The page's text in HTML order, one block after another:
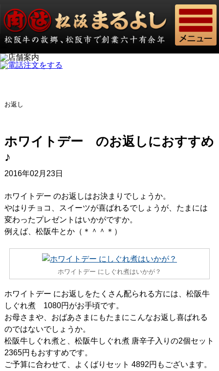
お返し
ホワイトデー のお返しにおすすめ
♪
2016年02月23日
ホワイトデー のお返しはお決まりでしょうか。
やはりチョコ、スイーツが喜ばれるでしょうが、たまには
変わったプレゼントはいかがですか。
例えば、松阪牛とか（＊＾＾＊）
ホワイトデー にしぐれ煮はいかが？
ホワイトデー にお返しをたくさん配られる方には、松阪牛
しぐれ煮 1080円がお手頃です。
お母さまや、おばあさまにもたまにこんなお返し喜ばれる
のではないでしょうか。
松阪牛しぐれ煮と、松阪牛しぐれ煮 唐辛子入りの2個セット
2365円もおすすめです。
ご予算に合わせて、よくばりセット 4892円もございます。